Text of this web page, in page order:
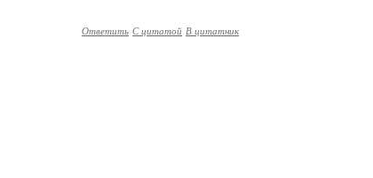
Ответить С цитатой В цитатник